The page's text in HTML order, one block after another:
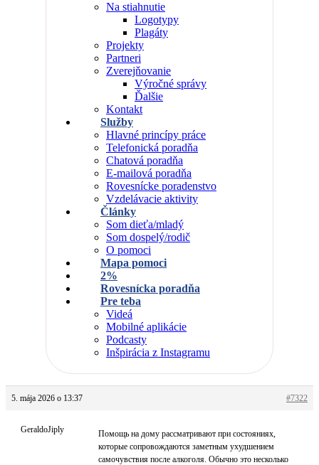
Na stiahnutie
Logotypy
Plagáty
Projekty
Partneri
Zverejňovanie
Výročné správy
Ďalšie
Kontakt
Služby
Hlavné princípy práce
Telefonická poradňa
Chatová poradňa
E-mailová poradňa
Rovesnícke poradenstvo
Vzdelávacie aktivity
Články
Som dieťa/mladý
Som dospelý/rodič
O pomoci
Mapa pomoci
2%
Rovesnícka poradňa
Pre teba
Videá
Mobilné aplikácie
Podcasty
Inšpirácia z Instagramu
5. mája 2026 o 13:37 #7322
GeraldoJiply
Помощь на дому рассматривают при состояниях,
которые сопровождаются заметным ухудшением
самочувствия после алкоголя. Обычно это несколько